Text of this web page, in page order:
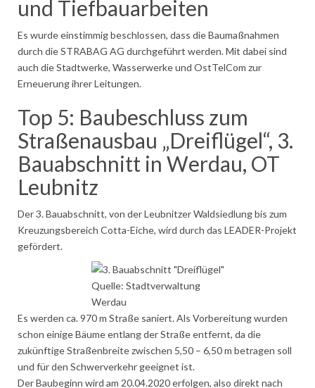
und Tiefbauarbeiten
Es wurde einstimmig beschlossen, dass die Baumaßnahmen
durch die STRABAG AG durchgeführt werden. Mit dabei sind
auch die Stadtwerke, Wasserwerke und OstTelCom zur
Erneuerung ihrer Leitungen.
Top 5: Baubeschluss zum
Straßenausbau „Dreiflügel“, 3.
Bauabschnitt in Werdau, OT
Leubnitz
Der 3. Bauabschnitt, von der Leubnitzer Waldsiedlung bis zum
Kreuzungsbereich Cotta-Eiche, wird durch das LEADER-Projekt
gefördert.
Quelle: Stadtverwaltung
Werdau
Es werden ca. 970 m Straße saniert. Als Vorbereitung wurden
schon einige Bäume entlang der Straße entfernt, da die
zukünftige Straßenbreite zwischen 5,50 – 6,50 m betragen soll
und für den Schwerverkehr geeignet ist.
Der Baubeginn wird am 20.04.2020 erfolgen, also direkt nach